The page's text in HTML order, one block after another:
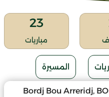
23
مباريات
المسيرة
Bordj Bou Arreridj,